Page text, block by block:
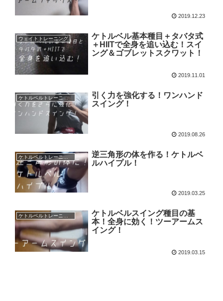
2019.12.23
ウェイトトレーニング
ケトルベル基本種目＋タバタ式
＋HIITで全身を追い込む！スイ
ング＆ゴブレットスクワット！
2019.11.01
ケトルベルトレーニング
引く力を強化する！ワンハンド
スイング！
2019.08.26
ケトルベルトレーニング
逆三角形の体を作る！ケトルベ
ルハイプル！
2019.03.25
ケトルベルトレーニング
ケトルベルスイング種目の基
本！全身に効く！ツーアームス
イング！
2019.03.15